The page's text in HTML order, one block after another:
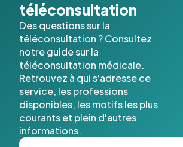
téléconsultation
Des questions sur la
téléconsultation ? Consultez
notre guide sur la
téléconsultation médicale.
Retrouvez à qui s'adresse ce
service, les professions
disponibles, les motifs les plus
courants et plein d'autres
informations.